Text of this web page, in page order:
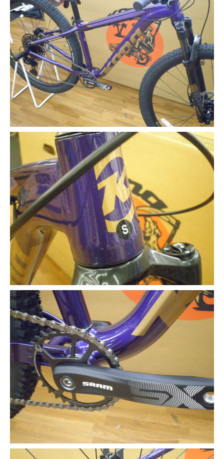
特集
メディア
求人情報
募集中の求人情報
法人様
法人様向け割引
その他
お問い合わせ
会社概要
個人情報保護